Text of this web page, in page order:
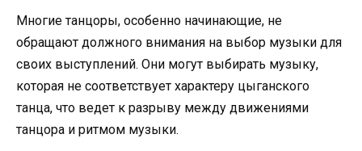
Многие танцоры, особенно начинающие, не
обращают должного внимания на выбор музыки для
своих выступлений. Они могут выбирать музыку,
которая не соответствует характеру цыганского
танца, что ведет к разрыву между движениями
танцора и ритмом музыки.